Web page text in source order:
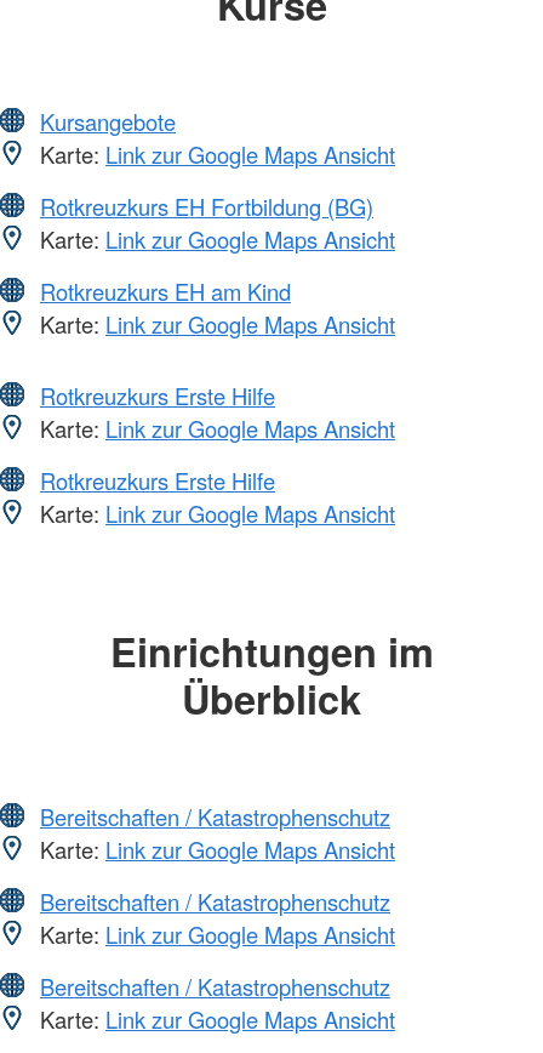
Kursangebote
Karte: Link zur Google Maps Ansicht
Rotkreuzkurs EH Fortbildung (BG)
Karte: Link zur Google Maps Ansicht
Rotkreuzkurs EH am Kind
Karte: Link zur Google Maps Ansicht
Rotkreuzkurs Erste Hilfe
Karte: Link zur Google Maps Ansicht
Rotkreuzkurs Erste Hilfe
Karte: Link zur Google Maps Ansicht
Einrichtungen im
Überblick
Bereitschaften / Katastrophenschutz
Karte: Link zur Google Maps Ansicht
Bereitschaften / Katastrophenschutz
Karte: Link zur Google Maps Ansicht
Bereitschaften / Katastrophenschutz
Karte: Link zur Google Maps Ansicht